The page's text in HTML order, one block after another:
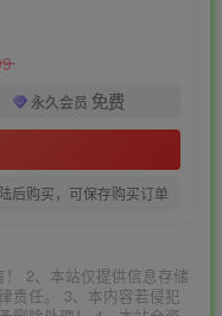
永久会员 免费
后购买，可保存购买订单
2、本站仅提供信息存储
责任。 3、本内容若侵犯